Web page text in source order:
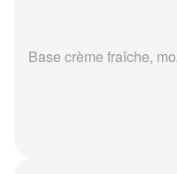
Base crème fraîche,